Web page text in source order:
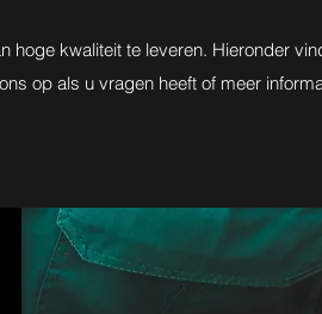
hoge kwaliteit te leveren. Hieronder
op als u vragen heeft of meer